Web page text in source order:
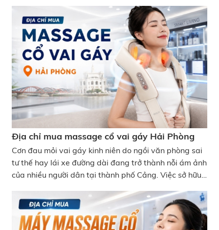
đâu để đảm bảo chính hãng và có bảo hành rõ ràng.
Nếu bạn đang tìm địa chỉ bán máy massage cổ vai
gáy DakLak uy tín, bài viết dưới đây sẽ giúp bạn dễ
lựa chọn hơn. Top địa chỉ bán máy massage cổ vai
gáy DakLak uy tín
Địa chỉ mua massage cổ vai gáy Hải Phòng
Cơn đau mỏi vai gáy kinh niên do ngồi văn phòng sai
tư thế hay lái xe đường dài đang trở thành nỗi ám ảnh
của nhiều người dân tại thành phố Cảng. Việc sở hữu
ưu nhất. Nếu bạn đang tìm kiếm địa chỉ mua máy
massage cổ vai gáy Hải Phòng chính hãng, chất
lượng, hãy tham khảo ngay danh sách chi tiết dưới